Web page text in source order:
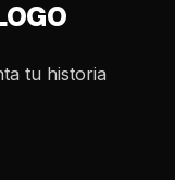
tu historia